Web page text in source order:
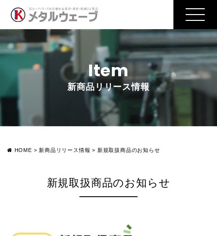
Item
新商品リリース情報
HOME > 新商品リリース情報 > 新規取扱商品のお知らせ
新規取扱商品のお知らせ